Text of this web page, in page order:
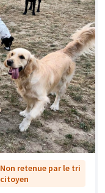
Non retenue par le tri
citoyen